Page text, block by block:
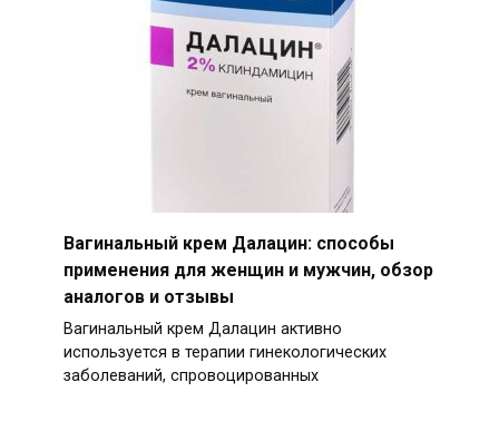
Вагинальный крем Далацин: способы
применения для женщин и мужчин, обзор
аналогов и отзывы
Вагинальный крем Далацин активно
используется в терапии гинекологических
заболеваний, спровоцированных